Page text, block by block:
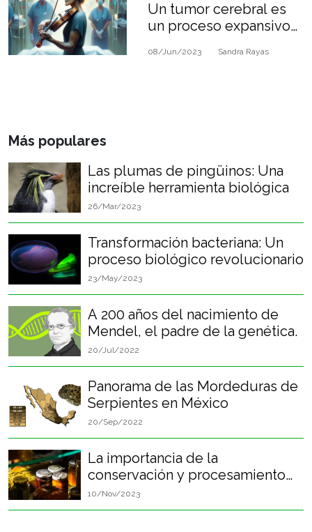
Cerebrales: La
historia de Dagmar
Un tumor cerebral es
un proceso expansivo
cerebro, debido al
08/Jun/2023 Sandra Rayas
Más populares
Las plumas de pingüinos: Una
increíble herramienta biológica
26/Mar/2023
Transformación bacteriana: Un
proceso biológico revolucionario
23/May/2023
A 200 años del nacimiento de
Mendel, el padre de la genética.
20/Jul/2022
Panorama de las Mordeduras de
Serpientes en México
20/Sep/2022
La importancia de la
conservación y procesamiento
de alimentos en el desarrollo de
la humanidad
10/Nov/2023